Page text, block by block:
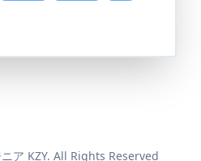
ア KZY. All Rights Reserved